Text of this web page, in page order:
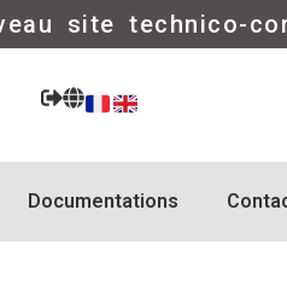
site technico-
Documentations